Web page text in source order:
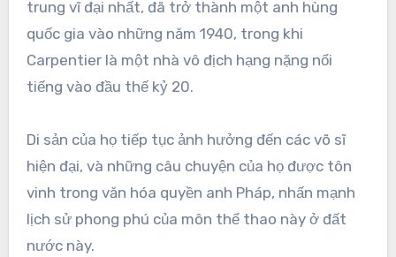
trung vĩ đại nhất, đã trở thành một anh hùng
quốc gia vào những năm 1940, trong khi
Carpentier là một nhà vô địch hạng nặng nổi
tiếng vào đầu thế kỷ 20.
Di sản của họ tiếp tục ảnh hưởng đến các võ sĩ
hiện đại, và những câu chuyện của họ được tôn
vinh trong văn hóa quyền anh Pháp, nhấn mạnh
lịch sử phong phú của môn thể thao này ở đất
nước này.